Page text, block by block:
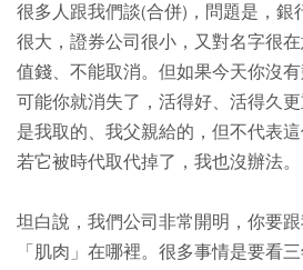
很多人跟我們談(合併)，問題是，銀
很大，證券公司很小，又對名字很
值錢、不能取消。但如果今天你沒
可能你就消失了，活得好、活得久
是我取的、我父親給的，但不代表
若它被時代取代掉了，我也沒辦法。
坦白說，我們公司非常開明，你要
「肌肉」在哪裡。很多事情是要看